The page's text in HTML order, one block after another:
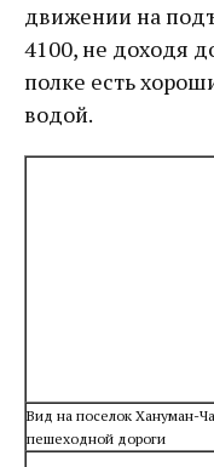
движении на
4100, не доходя
полке есть
водой.
Вид на поселок Хануман-
пешеходной дороги